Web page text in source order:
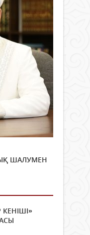
ШАЛУМЕН
КЕНІШІ»